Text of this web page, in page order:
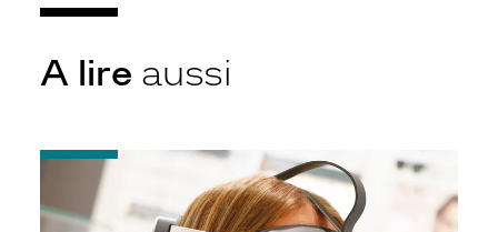
A lire aussi
-
Casque
VR
Krys